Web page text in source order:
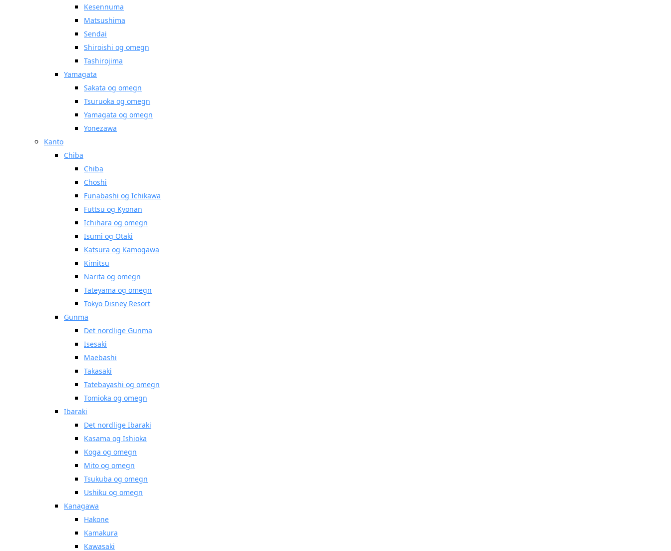
Kesennuma
Matsushima
Sendai
Shiroishi og omegn
Tashirojima
Yamagata
Sakata og omegn
Tsuruoka og omegn
Yamagata og omegn
Yonezawa
Kanto
Chiba
Chiba
Choshi
Funabashi og Ichikawa
Futtsu og Kyonan
Ichihara og omegn
Isumi og Otaki
Katsura og Kamogawa
Kimitsu
Narita og omegn
Tateyama og omegn
Tokyo Disney Resort
Gunma
Det nordlige Gunma
Isesaki
Maebashi
Takasaki
Tatebayashi og omegn
Tomioka og omegn
Ibaraki
Det nordlige Ibaraki
Kasama og Ishioka
Koga og omegn
Mito og omegn
Tsukuba og omegn
Ushiku og omegn
Kanagawa
Hakone
Kamakura
Kawasaki